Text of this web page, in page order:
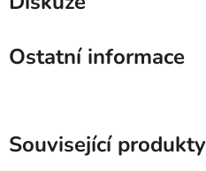
Ostatní informace
Související produkty